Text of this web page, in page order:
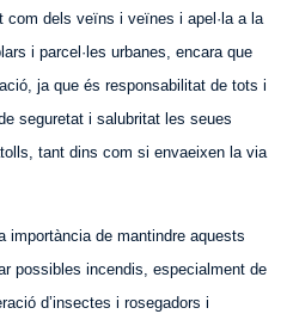
com dels veïns i veïnes i apel·la a la
i parcel·les urbanes, encara que
ja que és responsabilitat de tots i
seguretat i salubritat les seues
tant dins com si envaeixen la via
importància de mantindre aquests
possibles incendis, especialment de
d’insectes i rosegadors i